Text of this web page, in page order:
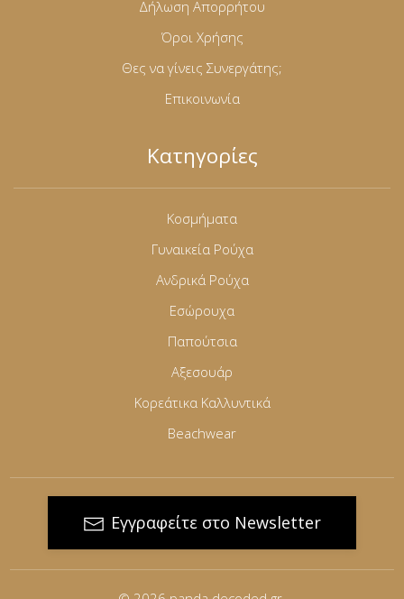
Δήλωση Απορρήτου
Όροι Χρήσης
Θες να γίνεις Συνεργάτης;
Επικοινωνία
Κατηγορίες
Κοσμήματα
Γυναικεία Ρούχα
Ανδρικά Ρούχα
Εσώρουχα
Παπούτσια
Αξεσουάρ
Κορεάτικα Καλλυντικά
Beachwear
Εγγραφείτε στο Newsletter